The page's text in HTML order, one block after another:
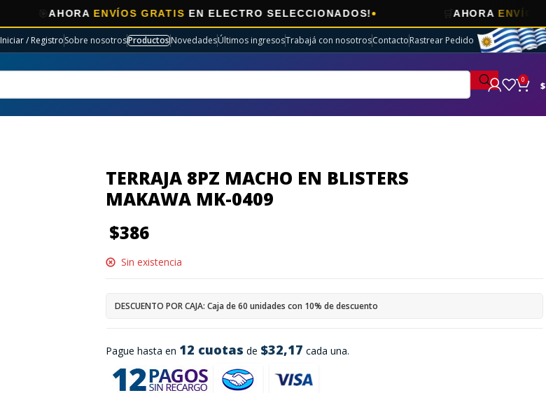
ENVÍOS GRATISEN ELECTRO SELECCIONADOS! ENVÍOS GRATIS
Iniciar / RegistroSobre nosotrosProductosNovedadesÚltimos ingresosTrabajá con nosotrosContactoRastrear Pedido
0 $
TERRAJA 8PZ MACHO EN BLISTERS
MAKAWA MK-0409
$386
Pague hasta en 12 cuotas de $32,17 cada una.
Sin existencia
DESCUENTO POR CAJA: Caja de 60 unidades con 10% de descuento